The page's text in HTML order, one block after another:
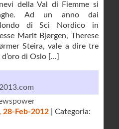
della Val di Fiemme si
Ad un anno dai
di Sci Nordico in
Marit Bjørgen, Therese
Steira, vale a dire tre
di Oslo [...]
28-Feb-2012 | Categoria: